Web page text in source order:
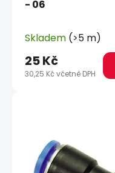
- 06
Skladem (>5 m)
30,25 Kč včetně DPH
25 Kč